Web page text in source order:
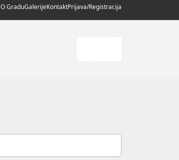
O GraduGalerijeKontaktPrijava/Registracija